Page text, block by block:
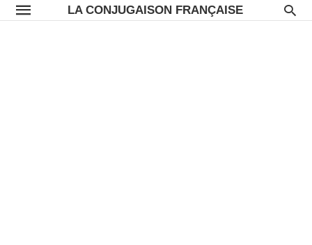
LA CONJUGAISON FRANÇAISE